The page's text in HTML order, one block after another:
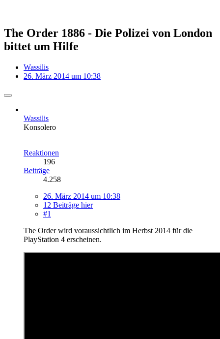
The Order 1886 - Die Polizei von London
bittet um Hilfe
Wassilis
26. März 2014 um 10:38
Wassilis
Konsolero
Reaktionen
196
Beiträge
4.258
26. März 2014 um 10:38
12 Beiträge hier
#1
The Order wird voraussichtlich im Herbst 2014 für die
PlayStation 4 erscheinen.